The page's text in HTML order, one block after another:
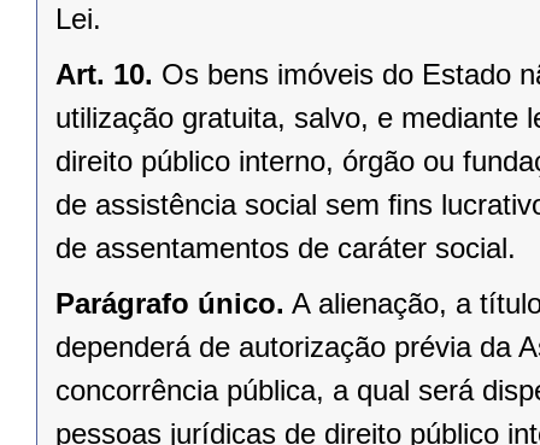
Lei.
Art. 10. Os bens imóveis do Estado
utilização gratuita, salvo, e mediante
direito público interno, órgão ou
de assistência social sem ﬁns
de assentamentos de caráter social.
Parágrafo único. A alienação, a
dependerá de autorização prévia da
concorrência pública, a qual será
pessoas jurídicas de direito público